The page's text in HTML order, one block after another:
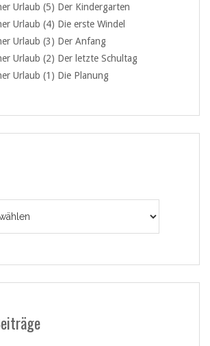
Urlaub (5) Der Kindergarten
Urlaub (4) Die erste Windel
Urlaub (3) Der Anfang
Urlaub (2) Der letzte Schultag
Urlaub (1) Die Planung